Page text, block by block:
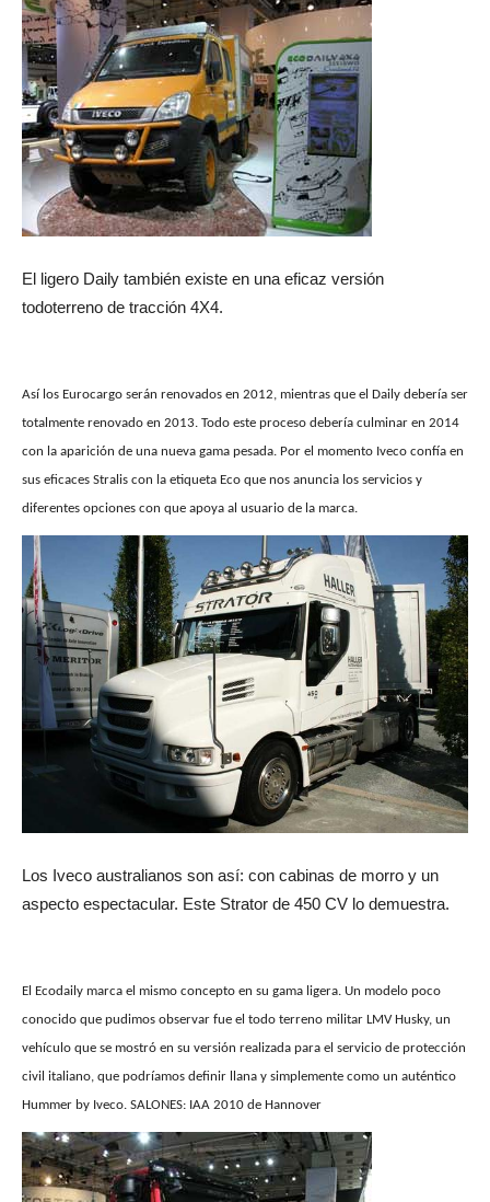
El ligero Daily también existe en una eficaz versión
todoterreno de tracción 4X4.
Así los Eurocargo serán renovados en 2012, mientras que el Daily debería ser
totalmente renovado en 2013. Todo este proceso debería culminar en 2014
con la aparición de una nueva gama pesada. Por el momento Iveco confía en
sus eficaces Stralis con la etiqueta Eco que nos anuncia los servicios y
diferentes opciones con que apoya al usuario de la marca.
Los Iveco australianos son así: con cabinas de morro y un
aspecto espectacular. Este Strator de 450 CV lo demuestra.
El Ecodaily marca el mismo concepto en su gama ligera. Un modelo poco
conocido que pudimos observar fue el todo terreno militar LMV Husky, un
vehículo que se mostró en su versión realizada para el servicio de protección
civil italiano, que podríamos definir llana y simplemente como un auténtico
Hummer by Iveco. SALONES: IAA 2010 de Hannover